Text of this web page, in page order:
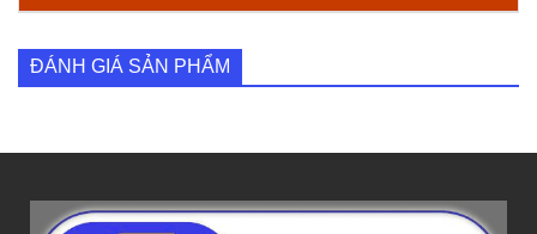
ĐÁNH GIÁ SẢN PHẨM